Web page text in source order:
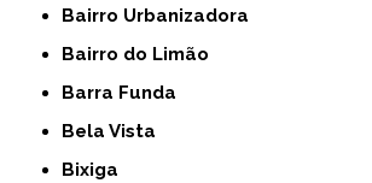
Bairro Urbanizadora
Bairro do Limão
Barra Funda
Bela Vista
Bixiga